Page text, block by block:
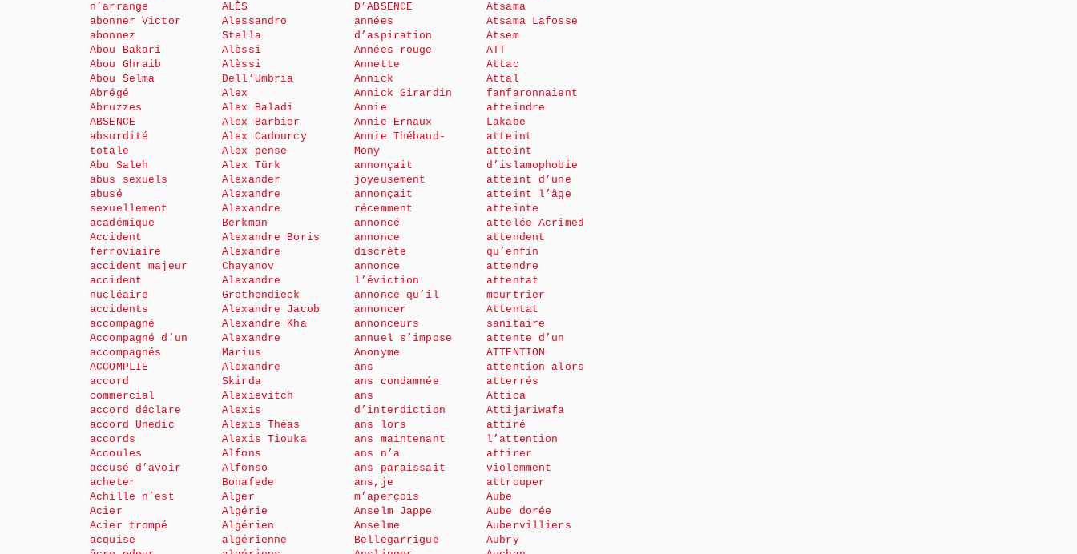
n’arrange
abonner Victor
abonnez
Abou Bakari
Abou Ghraib
Abou Selma
Abrégé
Abruzzes
ABSENCE
absurdité
totale
Abu Saleh
abus sexuels
abusé
sexuellement
académique
Accident
ferroviaire
accident majeur
accident
nucléaire
accidents
accompagné
Accompagné d’un
accompagnés
ACCOMPLIE
accord
commercial
accord déclare
accord Unedic
accords
Accoules
accusé d’avoir
acheter
Achille n’est
Acier
Acier trompé
acquise
ALÈS
Alessandro
Stella
Alèssi
Alèssi
Dell’Umbria
Alex
Alex Baladi
Alex Barbier
Alex Cadourcy
Alex pense
Alex Türk
Alexander
Alexandre
Alexandre
Berkman
Alexandre Boris
Alexandre
Chayanov
Alexandre
Grothendieck
Alexandre Jacob
Alexandre Kha
Alexandre
Marius
Alexandre
Skirda
Alexievitch
Alexis
Alexis Théas
Alexis Tiouka
Alfons
Alfonso
Bonafede
Alger
Algérie
Algérien
algérienne
D’ABSENCE
années
d’aspiration
Années rouge
Annette
Annick
Annick Girardin
Annie
Annie Ernaux
Annie Thébaud-
Mony
annonçait
joyeusement
annonçait
récemment
annoncé
annonce
discrète
annonce
l’éviction
annonce qu’il
annoncer
annonceurs
annuel s’impose
Anonyme
ans
ans condamnée
ans
d’interdiction
ans lors
ans maintenant
ans n’a
ans paraissait
ans,je
m’aperçois
Anselm Jappe
Anselme
Bellegarrigue
Atsama
Atsama Lafosse
Atsem
ATT
Attac
Attal
fanfaronnaient
atteindre
Lakabe
atteint
atteint
d’islamophobie
atteint d’une
atteint l’âge
atteinte
attelée Acrimed
attendent
qu’enfin
attendre
attentat
meurtrier
Attentat
sanitaire
attente d’un
ATTENTION
attention alors
atterrés
Attica
Attijariwafa
attiré
l’attention
attirer
violemment
attrouper
Aube
Aube dorée
Aubervilliers
Aubry